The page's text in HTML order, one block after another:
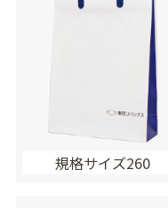
規格サイズ260